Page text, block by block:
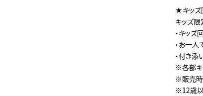
★キッ
キッズ
・キッ
・お一
・付き
※各部キ
※販売時
※12歳以